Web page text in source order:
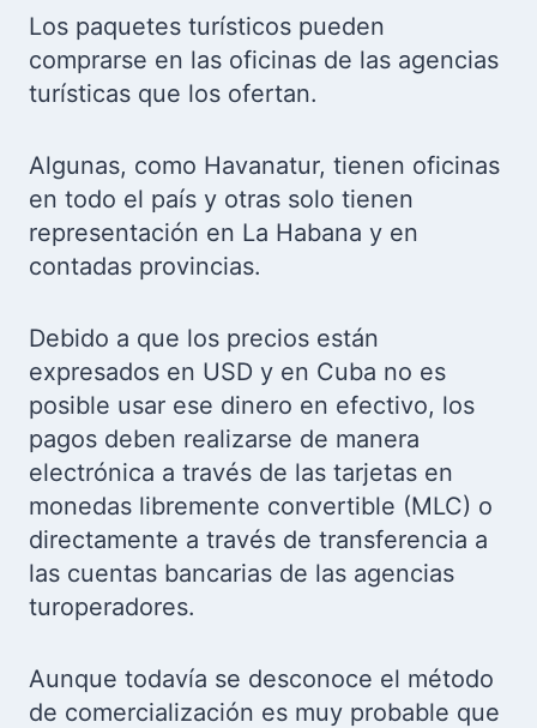
Los paquetes turísticos pueden
comprarse en las oficinas de las agencias
turísticas que los ofertan.
Algunas, como Havanatur, tienen oficinas
en todo el país y otras solo tienen
representación en La Habana y en
contadas provincias.
Debido a que los precios están
expresados en USD y en Cuba no es
posible usar ese dinero en efectivo, los
pagos deben realizarse de manera
electrónica a través de las tarjetas en
monedas libremente convertible (MLC) o
directamente a través de transferencia a
las cuentas bancarias de las agencias
turoperadores.
Aunque todavía se desconoce el método
de comercialización es muy probable que